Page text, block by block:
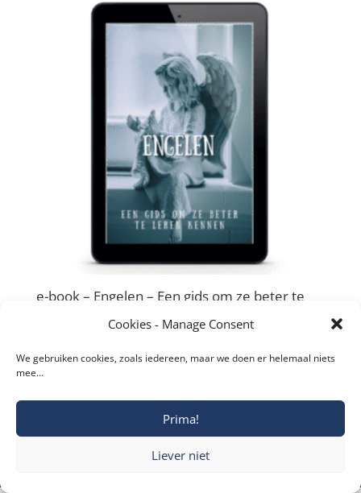
Cookies - Manage Consent
We gebruiken cookies, zoals iedereen, maar we doen er helemaal niets
mee…
Prima!
Liever niet
e-book – Engelen – Een gids om ze beter te
Copyright © 2019-2026 Katholieke Vesting I
Privacyverklaring